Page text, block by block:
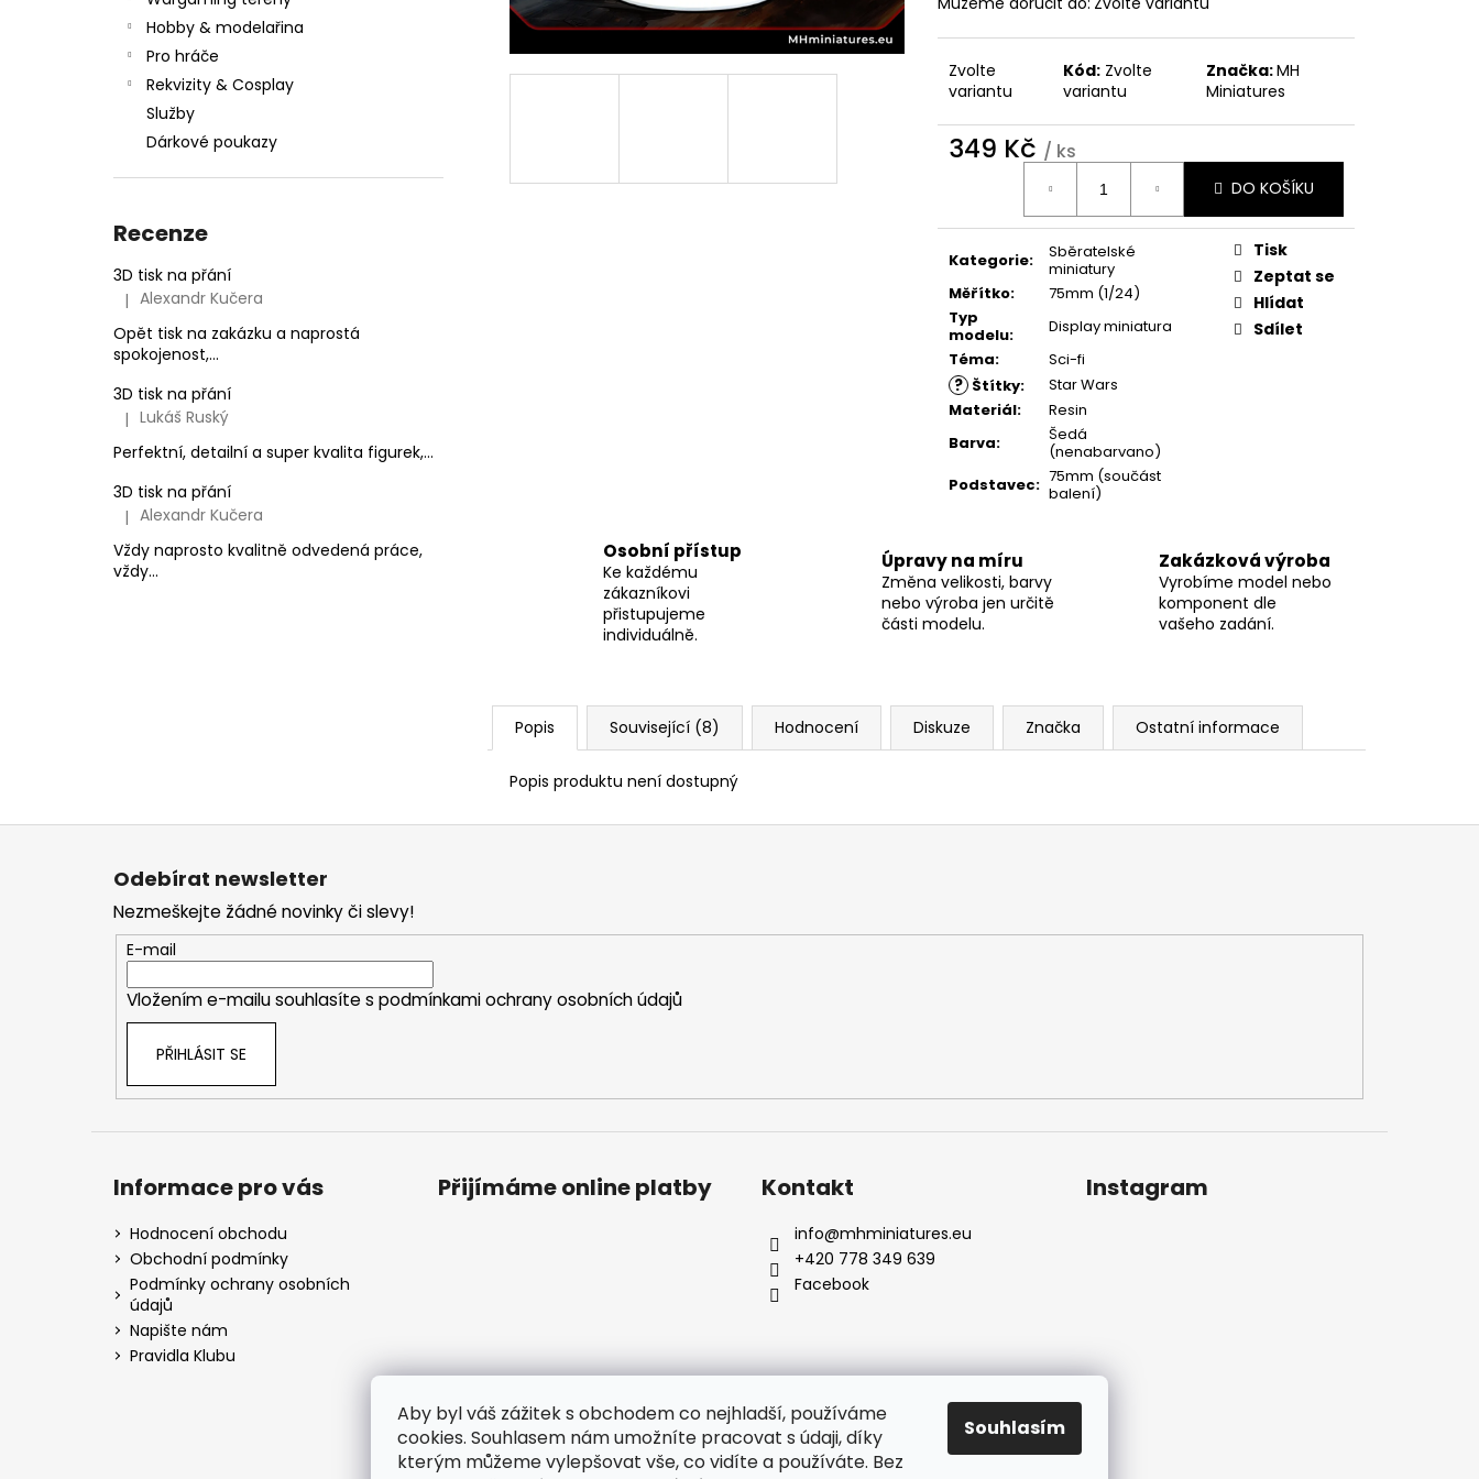
Aby byl váš zážitek s obchodem co nejhladší, používáme
cookies. Souhlasem nám umožníte pracovat s údaji, díky
kterým můžeme vylepšovat vše, co vidíte a používáte. Bez
Souhlasím
Hobby & modelařina
Pro hráče
Rekvizity & Cosplay
Služby
Dárkové poukazy
Recenze
3D tisk na přání
Hodnocení produktu je 5 z 5 hvězdiček.
| Alexandr Kučera
Opět tisk na zakázku a naprostá
spokojenost,...
3D tisk na přání
Hodnocení produktu je 5 z 5 hvězdiček.
| Lukáš Ruský
Perfektní, detailní a super kvalita figurek,...
3D tisk na přání
Hodnocení produktu je 5 z 5 hvězdiček.
| Alexandr Kučera
Vždy naprosto kvalitně odvedená práce,
vždy...
Zvolte
variantu
Kód: Zvolte
variantu
Značka:MH
Miniatures
349 Kč / ks
DO KOŠÍKU
Kategorie:
Sběratelské
miniatury
Měřítko:
75mm (1/24)
Typ
modelu:
Display miniatura
Téma: Sci-fi
? Štítky:
Star Wars
Materiál:
Resin
Barva:
Šedá
(nenabarvano)
Podstavec: 75mm (součást
balení)
Tisk
Zeptat se
Hlídat
Sdílet
Osobní přístup
Ke každému
zákazníkovi
přistupujeme
individuálně.
Úpravy na míru
Změna velikosti, barvy
nebo výroba jen určitě
části modelu.
Zakázková výroba
Vyrobíme model nebo
komponent dle
vašeho zadání.
Popis Související (8) Hodnocení Diskuze Značka Ostatní informace
Popis produktu není dostupný
Z
Odebírat newsletter
Nezmeškejte žádné novinky či slevy!
E-mail
Vložením e-mailu souhlasíte s podmínkami ochrany osobních údajů
PŘIHLÁSIT SE
Informace pro vás
Hodnocení obchodu
Obchodní podmínky
Podmínky ochrany osobních
údajů
Napište nám
Pravidla Klubu
Přijímáme online platby Kontakt
info@mhminiatures.eu
+420 778 349 639
Facebook
Instagram
Komunita O Nás Klubovna Soutěže Hodnocení zákazníků